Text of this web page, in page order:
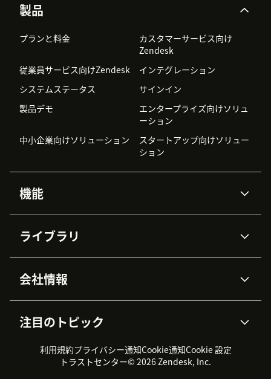
製品
プランと料金
カスタマーサービス向け
Zendesk
従業員サービス向けZendesk
インテグレーション
システムステータス
サインイン
製品デモ
エンタープライズ向けソリュ
ーション
中小企業向けソリューション
スタートアップ向けソリュー
ション
機能
Zendesk AI
高度なデータプライバシーと
データ保護
ナレッジベース
ワークフォースマネジメント
カスタマーポータル
ライブラリ
APIと開発者向け情報
AI研究
イベント情報
導入事例
トライアル体験とFAQ
会社情報
採用情報
インクルージョン＆ビロンギ
サステナビリティレポート
Zendesk Foundation
注目のトピック
CX Trends 2026
製品のアップデート情報
カスタマーサポートツール
ヘルプデスク向けチケット管
利用規約プライバシー通知Cookie通知Cookie 設定
トラストセンター© 2026 Zendesk, Inc.